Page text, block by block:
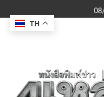
to
content
TH